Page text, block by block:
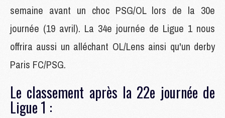
semaine avant un choc PSG/OL lors de la 30e
journée (19 avril). La 34e journée de Ligue 1 nous
offrira aussi un alléchant OL/Lens ainsi qu'un derby
Paris FC/PSG.
Le classement après la 22e journée de
Ligue 1 :